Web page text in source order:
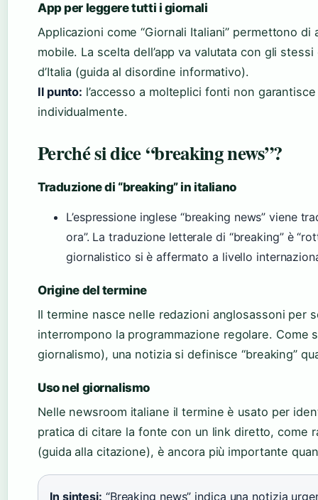
App per leggere tutti i giornali
Applicazioni come “Giornali Italiani” permettono
mobile. La scelta dell’app va valutata con gli
d’Italia (guida al disordine informativo).
Il punto: l’accesso a molteplici fonti non
individualmente.
Perché si dice “breaking news”?
Traduzione di “breaking” in italiano
L’espressione inglese “breaking news” viene
ora”. La traduzione letterale di “breaking” è
giornalistico si è affermato a livello
Origine del termine
Il termine nasce nelle redazioni anglosassoni per
interrompono la programmazione regolare. Come
giornalismo), una notizia si definisce “breaking”
Uso nel giornalismo
Nelle newsroom italiane il termine è usato per
pratica di citare la fonte con un link diretto, come
(guida alla citazione), è ancora più importante
In sintesi: “Breaking news” indica una notizia